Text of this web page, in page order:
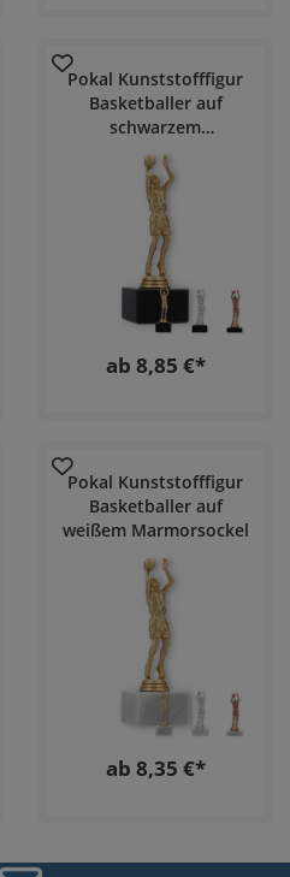
Pokal Kunststofffigur
Basketballer auf
schwarzem
Marmorsockel
ab 8,85 €*
Pokal Kunststofffigur
Basketballer auf
weißem Marmorsockel
ab 8,35 €*